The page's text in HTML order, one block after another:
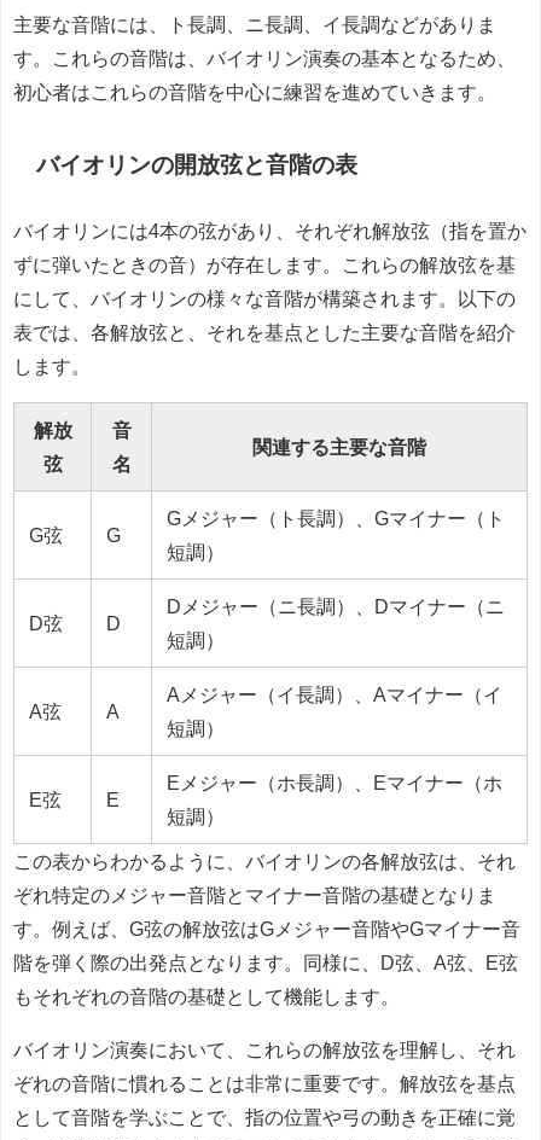
主要な音階には、ト長調、ニ長調、イ長調などがありま
す。これらの音階は、バイオリン演奏の基本となるため、
初心者はこれらの音階を中心に練習を進めていきます。
バイオリンの開放弦と音階の表
バイオリンには4本の弦があり、それぞれ解放弦（指を置か
ずに弾いたときの音）が存在します。これらの解放弦を基
にして、バイオリンの様々な音階が構築されます。以下の
表では、各解放弦と、それを基点とした主要な音階を紹介
します。
解放
弦
音
名
関連する主要な音階
G弦 G
Gメジャー（ト長調）、Gマイナー（ト
短調）
D弦 D
Dメジャー（ニ長調）、Dマイナー（ニ
短調）
A弦 A
Aメジャー（イ長調）、Aマイナー（イ
短調）
E弦 E
Eメジャー（ホ長調）、Eマイナー（ホ
短調）
この表からわかるように、バイオリンの各解放弦は、それ
ぞれ特定のメジャー音階とマイナー音階の基礎となりま
す。例えば、G弦の解放弦はGメジャー音階やGマイナー音
階を弾く際の出発点となります。同様に、D弦、A弦、E弦
もそれぞれの音階の基礎として機能します。
バイオリン演奏において、これらの解放弦を理解し、それ
ぞれの音階に慣れることは非常に重要です。解放弦を基点
として音階を学ぶことで、指の位置や弓の動きを正確に覚